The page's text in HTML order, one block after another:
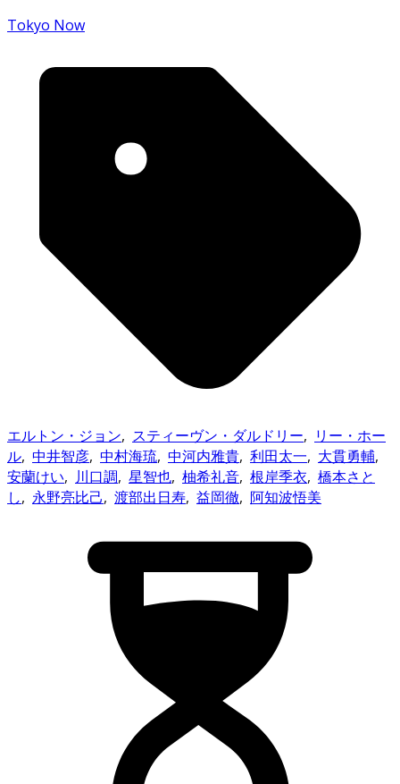
Tokyo Now
エルトン・ジョン, スティーヴン・ダルドリー, リー・ホー
ル, 中井智彦, 中村海琉, 中河内雅貴, 利田太一, 大貫勇輔,
安蘭けい, 川口調, 星智也, 柚希礼音, 根岸季衣, 橋本さと
し, 永野亮比己, 渡部出日寿, 益岡徹, 阿知波悟美